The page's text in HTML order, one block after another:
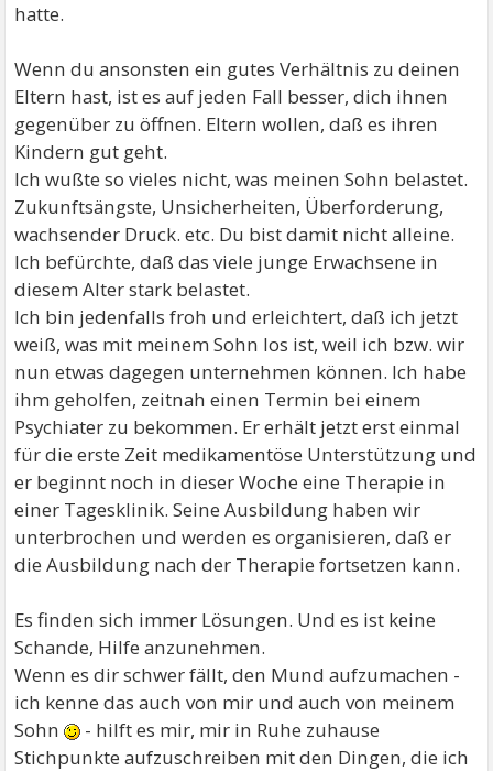
hatte.
Wenn du ansonsten ein gutes Verhältnis zu deinen
Eltern hast, ist es auf jeden Fall besser, dich ihnen
gegenüber zu öffnen. Eltern wollen, daß es ihren
Kindern gut geht.
Ich wußte so vieles nicht, was meinen Sohn belastet.
Zukunftsängste, Unsicherheiten, Überforderung,
wachsender Druck. etc. Du bist damit nicht alleine.
Ich befürchte, daß das viele junge Erwachsene in
diesem Alter stark belastet.
Ich bin jedenfalls froh und erleichtert, daß ich jetzt
weiß, was mit meinem Sohn los ist, weil ich bzw. wir
nun etwas dagegen unternehmen können. Ich habe
ihm geholfen, zeitnah einen Termin bei einem
Psychiater zu bekommen. Er erhält jetzt erst einmal
für die erste Zeit medikamentöse Unterstützung und
er beginnt noch in dieser Woche eine Therapie in
einer Tagesklinik. Seine Ausbildung haben wir
unterbrochen und werden es organisieren, daß er
die Ausbildung nach der Therapie fortsetzen kann.
Es finden sich immer Lösungen. Und es ist keine
Schande, Hilfe anzunehmen.
Wenn es dir schwer fällt, den Mund aufzumachen -
ich kenne das auch von mir und auch von meinem
Sohn
- hilft es mir, mir in Ruhe zuhause
Stichpunkte aufzuschreiben mit den Dingen, die ich